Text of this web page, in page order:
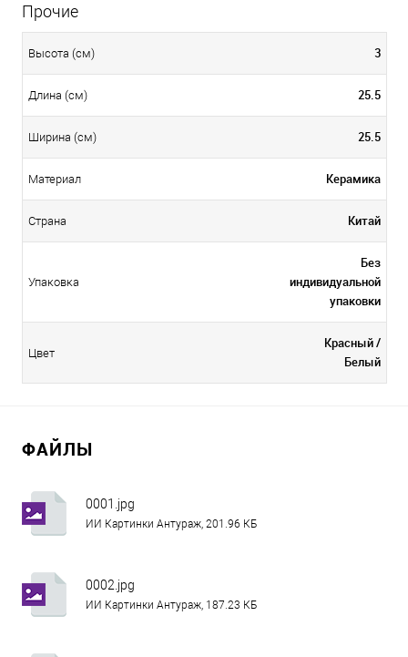
Прочие
Высота (см) 3
Длина (см) 25.5
Ширина (см) 25.5
Материал Керамика
Страна Китай
Упаковка
Без
индивидуальной
упаковки
Цвет
Красный /
Белый
ФАЙЛЫ
0001.jpg
ИИ Картинки Антураж, 201.96 КБ
0002.jpg
ИИ Картинки Антураж, 187.23 КБ